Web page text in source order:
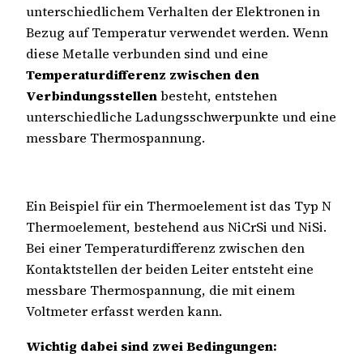
unterschiedlichem Verhalten der Elektronen in
Bezug auf Temperatur verwendet werden. Wenn
diese Metalle verbunden sind und eine
Temperaturdifferenz zwischen den
Verbindungsstellenbesteht, entstehen
unterschiedliche Ladungsschwerpunkte und eine
messbare Thermospannung.
Ein Beispiel für ein Thermoelement ist das Typ N
Thermoelement, bestehend aus NiCrSi und NiSi.
Bei einer Temperaturdifferenz zwischen den
Kontaktstellen der beiden Leiter entsteht eine
messbare Thermospannung, die mit einem
Voltmeter erfasst werden kann.
Wichtig dabei sind zwei Bedingungen: